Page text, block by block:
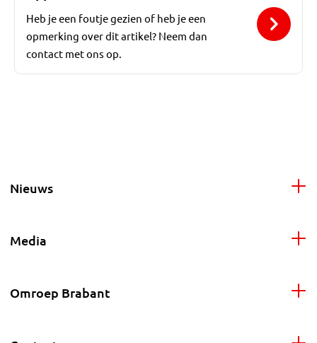
Heb je een foutje gezien of heb je een
opmerking over dit artikel? Neem dan
contact met ons op.
Nieuws
Media
Omroep Brabant